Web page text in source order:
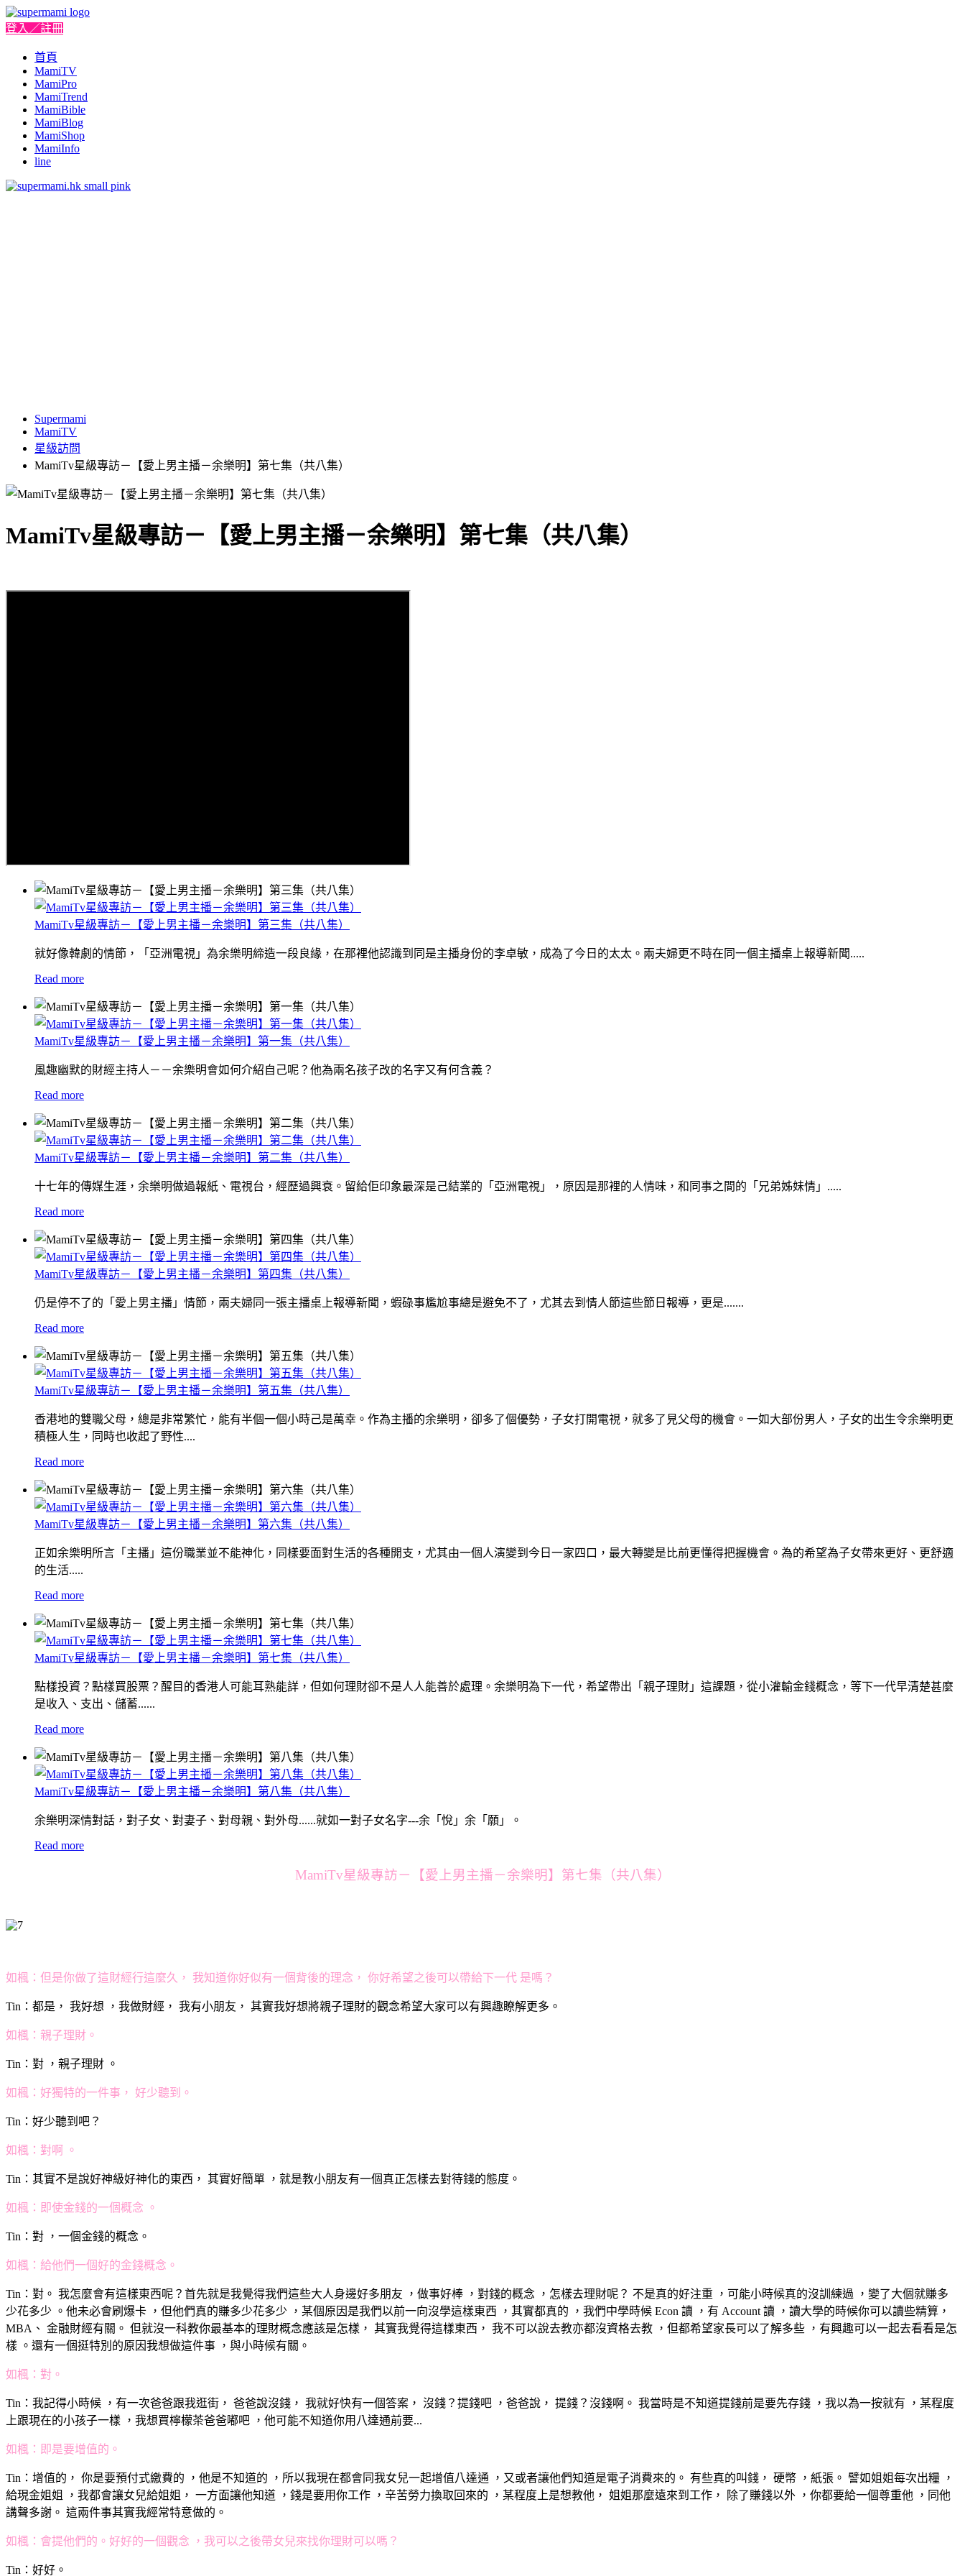
登入／註冊
首頁
MamiTV
MamiPro
MamiTrend
MamiBible
MamiBlog
MamiShop
MamiInfo
line
Supermami
MamiTV
星級訪問
MamiTv星級專訪－【愛上男主播－余樂明】第七集（共八集）
MamiTv星級專訪－【愛上男主播－余樂明】第七集（共八集）
MamiTv星級專訪－【愛上男主播－余樂明】第三集（共八集）
就好像韓劇的情節，「亞洲電視」為余樂明締造一段良緣，在那裡他認識到同是主播身份的李卓敏，成為了今日的太太。兩夫婦更不時在同一個主播桌上報導新聞.....
Read more
MamiTv星級專訪－【愛上男主播－余樂明】第一集（共八集）
風趣幽默的財經主持人－－余樂明會如何介紹自己呢？他為兩名孩子改的名字又有何含義？
Read more
MamiTv星級專訪－【愛上男主播－余樂明】第二集（共八集）
十七年的傳媒生涯，余樂明做過報紙、電視台，經歷過興衰。留給佢印象最深是己結業的「亞洲電視」，原因是那裡的人情味，和同事之間的「兄弟姊妹情」.....
Read more
MamiTv星級專訪－【愛上男主播－余樂明】第四集（共八集）
仍是停不了的「愛上男主播」情節，兩夫婦同一張主播桌上報導新聞，蝦碌事尷尬事總是避免不了，尤其去到情人節這些節日報導，更是.......
Read more
MamiTv星級專訪－【愛上男主播－余樂明】第五集（共八集）
香港地的雙職父母，總是非常繁忙，能有半個一個小時己是萬幸。作為主播的余樂明，卻多了個優勢，子女打開電視，就多了見父母的機會。一如大部份男人，子女的出生令余樂明更
積極人生，同時也收起了野性....
Read more
MamiTv星級專訪－【愛上男主播－余樂明】第六集（共八集）
正如余樂明所言「主播」這份職業並不能神化，同樣要面對生活的各種開支，尤其由一個人演變到今日一家四口，最大轉變是比前更懂得把握機會。為的希望為子女帶來更好、更舒適
的生活.....
Read more
MamiTv星級專訪－【愛上男主播－余樂明】第七集（共八集）
點樣投資？點樣買股票？醒目的香港人可能耳熟能詳，但如何理財卻不是人人能善於處理。余樂明為下一代，希望帶出「親子理財」這課題，從小灌輸金錢概念，等下一代早清楚甚麼
是收入、支出、儲蓄......
Read more
MamiTv星級專訪－【愛上男主播－余樂明】第八集（共八集）
余樂明深情對話，對子女、對妻子、對母親、對外母......就如一對子女名字---余「悅」余「願」。
Read more
MamiTv星級專訪－【愛上男主播－余樂明】第七集（共八集）
如楓：但是你做了這財經行這麼久， 我知道你好似有一個背後的理念， 你好希望之後可以帶給下一代 是嗎？
Tin：都是， 我好想 ，我做財經， 我有小朋友， 其實我好想將親子理財的觀念希望大家可以有興趣瞭解更多。
如楓：親子理財。
Tin：對 ，親子理財 。
如楓：好獨特的一件事， 好少聽到。
Tin：好少聽到吧？
如楓：對啊 。
Tin：其實不是說好神級好神化的東西， 其實好簡單 ，就是教小朋友有一個真正怎樣去對待錢的態度。
如楓：即使金錢的一個概念 。
Tin：對 ，一個金錢的概念。
如楓：給他們一個好的金錢概念。
Tin：對。 我怎麼會有這樣東西呢？首先就是我覺得我們這些大人身邊好多朋友 ，做事好棒 ，對錢的概念 ，怎樣去理財呢？ 不是真的好注重 ，可能小時候真的沒訓練過 ，變了大個就賺多
少花多少 。他未必會刷爆卡 ，但他們真的賺多少花多少 ，某個原因是我們以前一向沒學這樣東西 ，其實都真的 ，我們中學時候 Econ 讀 ，有 Account 讀 ，讀大學的時候你可以讀些精算，
MBA、 金融財經有關。 但就沒一科教你最基本的理財概念應該是怎樣， 其實我覺得這樣東西， 我不可以說去教亦都沒資格去教 ，但都希望家長可以了解多些 ，有興趣可以一起去看看是怎
樣 。還有一個挺特別的原因我想做這件事 ，與小時候有關。
如楓：對。
Tin：我記得小時候 ，有一次爸爸跟我逛街， 爸爸說沒錢， 我就好快有一個答案， 沒錢？提錢吧 ，爸爸說， 提錢？沒錢啊。 我當時是不知道提錢前是要先存錢 ，我以為一按就有 ，某程度
上跟現在的小孩子一樣 ，我想買檸檬茶爸爸嘟吧 ，他可能不知道你用八達通前要...
如楓：即是要增值的。
Tin：增值的， 你是要預付式繳費的 ，他是不知道的 ，所以我現在都會同我女兒一起增值八達通 ，又或者讓他們知道是電子消費來的。 有些真的叫錢， 硬幣 ，紙張。 譬如姐姐每次出糧 ，
給現金姐姐 ，我都會讓女兒給姐姐， 一方面讓他知道 ，錢是要用你工作 ，辛苦勞力換取回來的 ，某程度上是想教他， 姐姐那麼遠來到工作， 除了賺錢以外 ，你都要給一個尊重他 ，同他
講聲多謝。 這兩件事其實我經常特意做的。
如楓：會提他們的。好好的一個觀念 ，我可以之後帶女兒來找你理財可以嗎？
Tin：好好。